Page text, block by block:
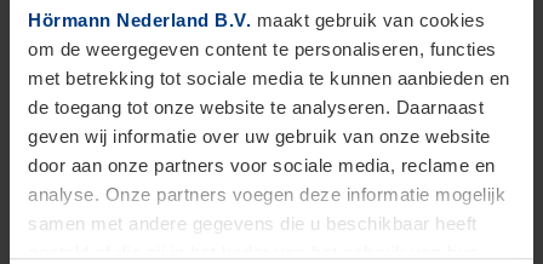
Hörmann Nederland B.V. maakt gebruik van cookies
om de weergegeven content te personaliseren, functies
met betrekking tot sociale media te kunnen aanbieden en
de toegang tot onze website te analyseren. Daarnaast
geven wij informatie over uw gebruik van onze website
door aan onze partners voor sociale media, reclame en
analyse. Onze partners voegen deze informatie mogelijk
samen met andere gegevens die u beschikbaar heeft